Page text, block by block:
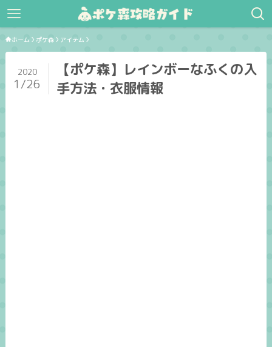
ホーム ポケ森 アイテム
【ポケ森】レインボーなふくの入
手方法・衣服情報
2020
1/26